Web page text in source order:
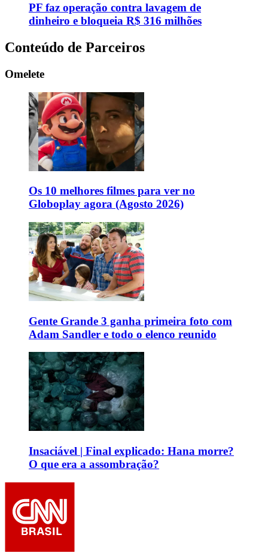
PF faz operação contra lavagem de
dinheiro e bloqueia R$ 316 milhões
Conteúdo de Parceiros
Omelete
Os 10 melhores filmes para ver no
Globoplay agora (Agosto 2026)
Gente Grande 3 ganha primeira foto com
Adam Sandler e todo o elenco reunido
Insaciável | Final explicado: Hana morre?
O que era a assombração?